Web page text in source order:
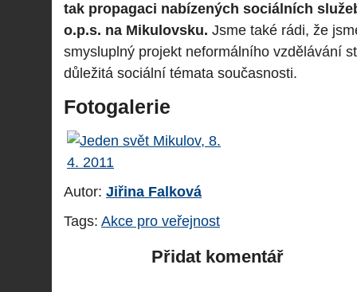
tak propagaci nabízených sociálních
o.p.s. na Mikulovsku. Jsme také rádi, že
smysluplný projekt neformálního vzdělávání
důležitá sociální témata současnosti.
Fotogalerie
Autor: Jiřina Falková
Tags: Akce pro veřejnost
Přidat komentář